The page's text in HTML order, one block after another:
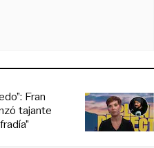
Fran
tajante